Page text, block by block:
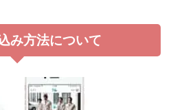
み方法について